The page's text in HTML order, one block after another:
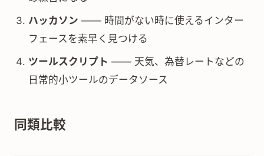
ハッカソン —— 時間がない時に使えるインター
フェースを素早く見つける
ツールスクリプト —— 天気、為替レートなどの
日常的小ツールのデータソース
同類比較